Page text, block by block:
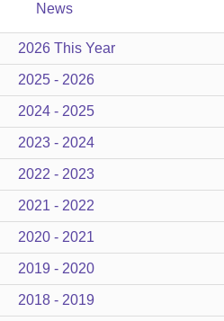
News
2026 This Year
2025 - 2026
2024 - 2025
2023 - 2024
2022 - 2023
2021 - 2022
2020 - 2021
2019 - 2020
2018 - 2019